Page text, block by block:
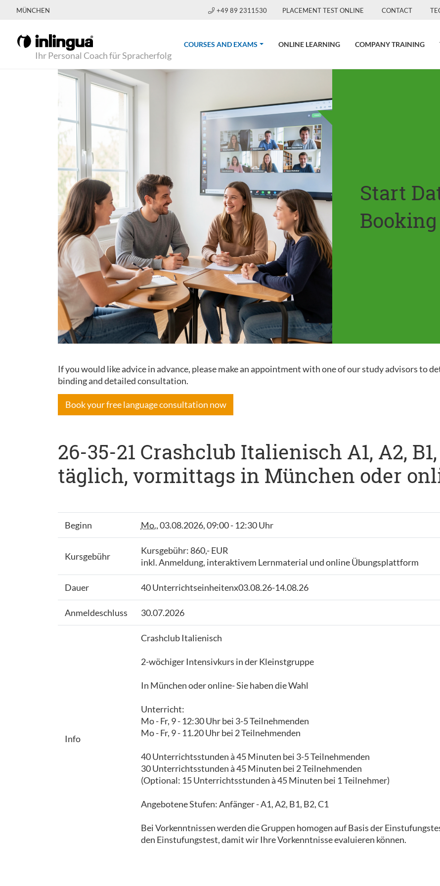
MÜNCHEN +49 89 2311530 PLACEMENT TEST ONLINE CONTACT
Ihr Personal Coach für Spracherfolg
COURSES AND EXAMS (CURRENT)ONLINE LEARNING COMPANY TRAINING
Start
Booking
If you would like advice in advance, please make an appointment with one of our study advisors to
binding and detailed consultation.
Book your free language consultation now
26-35-21 Crashclub Italienisch A1, A2, B1,
täglich, vormittags in München oder
Beginn Mo., 03.08.2026, 09:00 - 12:30 Uhr
Kursgebühr
Kursgebühr: 860,- EUR
inkl. Anmeldung, interaktivem Lernmaterial und online Übungsplattform
Dauer 40 Unterrichtseinheitenx03.08.26-14.08.26
Anmeldeschluss 30.07.2026
Info
Crashclub Italienisch
2-wöchiger Intensivkurs in der Kleinstgruppe
In München oder online- Sie haben die Wahl
Unterricht:
Mo - Fr, 9 - 12:30 Uhr bei 3-5 Teilnehmenden
Mo - Fr, 9 - 11.20 Uhr bei 2 Teilnehmenden
40 Unterrichtsstunden à 45 Minuten bei 3-5 Teilnehmenden
30 Unterrichtsstunden à 45 Minuten bei 2 Teilnehmenden
(Optional: 15 Unterrichtsstunden à 45 Minuten bei 1 Teilnehmer)
Angebotene Stufen: Anfänger - A1, A2, B1, B2, C1
Bei Vorkenntnissen werden die Gruppen homogen auf Basis der
den Einstufungstest, damit wir Ihre Vorkenntnisse evaluieren können.